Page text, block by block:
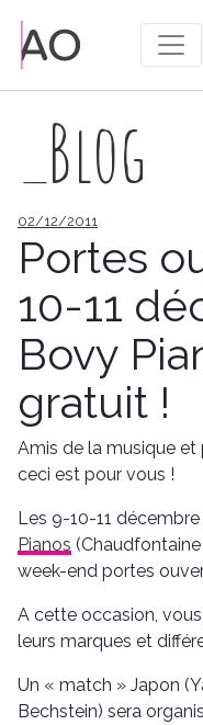
_Blog
Publié
02/12/2011
Portes
10-11
Bovy
gratuit !
Amis de la musique
ceci est pour vous !
Les 9-10-11
Pianos
week-end portes
A cette occasion,
leurs marques et
Un « match » Japon
Bechstein) sera